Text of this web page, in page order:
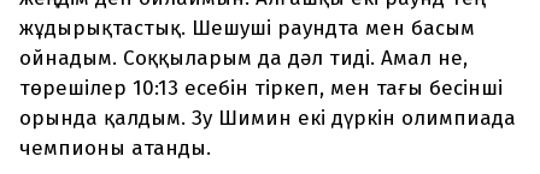
жұдырықтастық. Шешуші раундта мен басым
ойнадым. Соққыларым да дәл тиді. Амал не,
төрешілер 10:13 есебін тіркеп, мен тағы бесінші
орында қалдым. Зу Шимин екі дүркін олимпиада
чемпионы атанды.